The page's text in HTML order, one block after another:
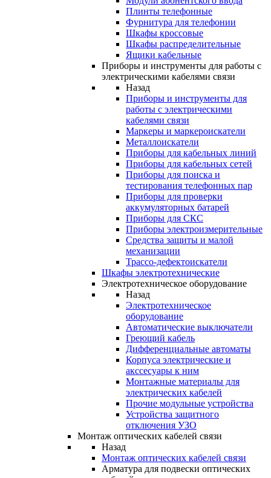
Плинты телефонные
Фурнитура для телефонии
Шкафы кроссовые
Шкафы распределительные
Ящики кабельные
Приборы и инструменты для работы с
электрическими кабелями связи
Назад
Приборы и инструменты для
работы с электрическими
кабелями связи
Маркеры и маркероискатели
Металлоискатели
Приборы для кабельных линий
Приборы для кабельных сетей
Приборы для поиска и
тестирования телефонных пар
Приборы для проверки
аккумуляторных батарей
Приборы для СКС
Приборы электроизмерительные
Средства защиты и малой
механизации
Трассо-дефектоискатели
Шкафы электротехнические
Электротехническое оборудование
Назад
Электротехническое
оборудование
Автоматические выключатели
Греющий кабель
Дифференциальные автоматы
Корпуса электрические и
акссесуары к ним
Монтажные материалы для
электрических кабелей
Прочие модульные устройства
Устройства защитного
отключения УЗО
Монтаж оптических кабелей связи
Назад
Монтаж оптических кабелей связи
Арматура для подвески оптических